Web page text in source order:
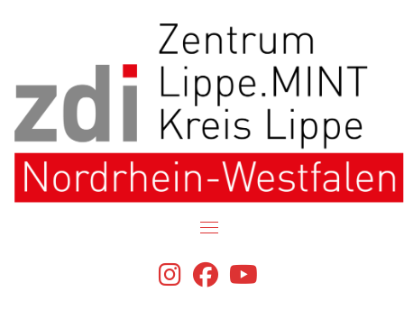
Skip
to
content
fab
fa-
fab
fa-
Vielfältiger Einsatz des
SmartHome-Modellhauses in
der Realschule Aspe geplant
zdi-Zentrum
Lippe.MINT,